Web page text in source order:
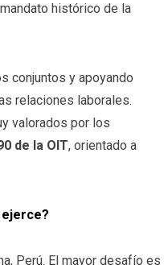
histórico de la
conjuntos y apoyando
relaciones laborales.
valorados por los
de la OIT, orientado a
Perú. El mayor desafío